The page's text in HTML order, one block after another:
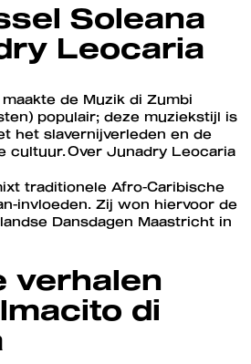
Soleana
Leocaria
de Muzik di Zumbi
populair; deze muziekstijl is
het slavernijverleden en de
cultuur. Over Junadry Leocaria
traditionele Afro-Caribische
invloeden. Zij won hiervoor de
Dansdagen Maastricht in
verhalen
di